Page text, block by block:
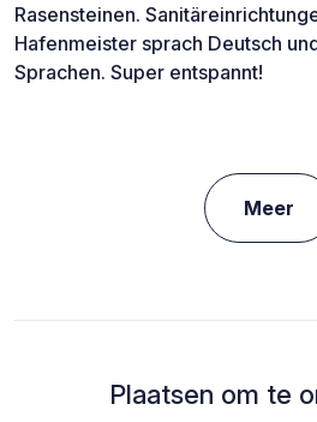
Rasensteinen.
Hafenmeister sprach Deutsch
Sprachen. Super entspannt!
Meer
Plaatsen om te